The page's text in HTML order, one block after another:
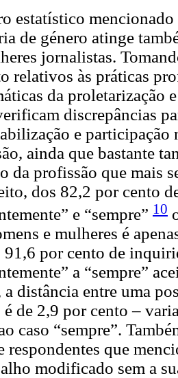
estatístico
de género atinge
jornalistas.
relativos às práticas
da proletarização
discrepâncias
e
ainda que bastante
da profissão que mais
dos 82,2 por cento
e “sempre” 10
e mulheres é
91,6 por cento de
a “sempre”
a distância entre uma
é de 2,9 por cento –
caso “sempre”.
respondentes que
modificado sem a